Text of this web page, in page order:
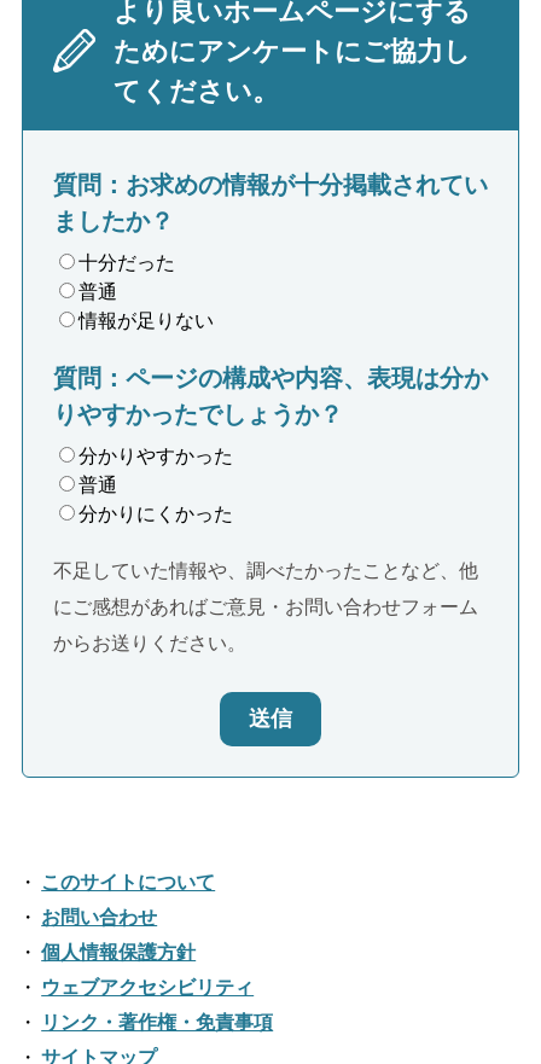
より良いホームページにする
ためにアンケートにご協力し
てください。
質問：お求めの情報が十分掲載されてい
ましたか？
十分だった
普通
情報が足りない
質問：ページの構成や内容、表現は分か
りやすかったでしょうか？
分かりやすかった
普通
分かりにくかった
不足していた情報や、調べたかったことなど、他
にご感想があればご意見・お問い合わせフォーム
からお送りください。
送信
このサイトについて
お問い合わせ
個人情報保護方針
ウェブアクセシビリティ
リンク・著作権・免責事項
サイトマップ